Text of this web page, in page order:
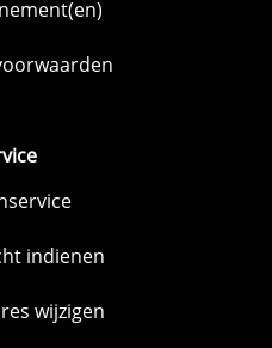
indienen
wijzigen